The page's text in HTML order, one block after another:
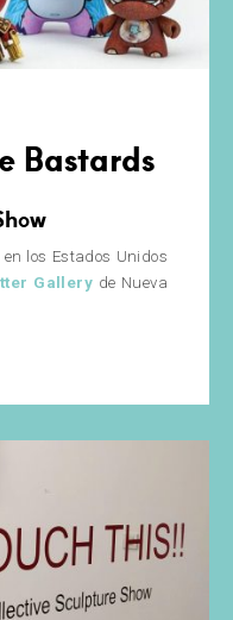
Bastards
en los Estados Unidos
Gallery de Nueva